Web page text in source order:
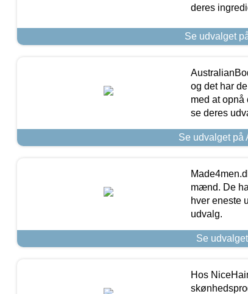
deres
Se udvalget
og det har
med at
se deres
Se udvalget på
mænd. De
hver eneste
udvalg.
Se
Hos